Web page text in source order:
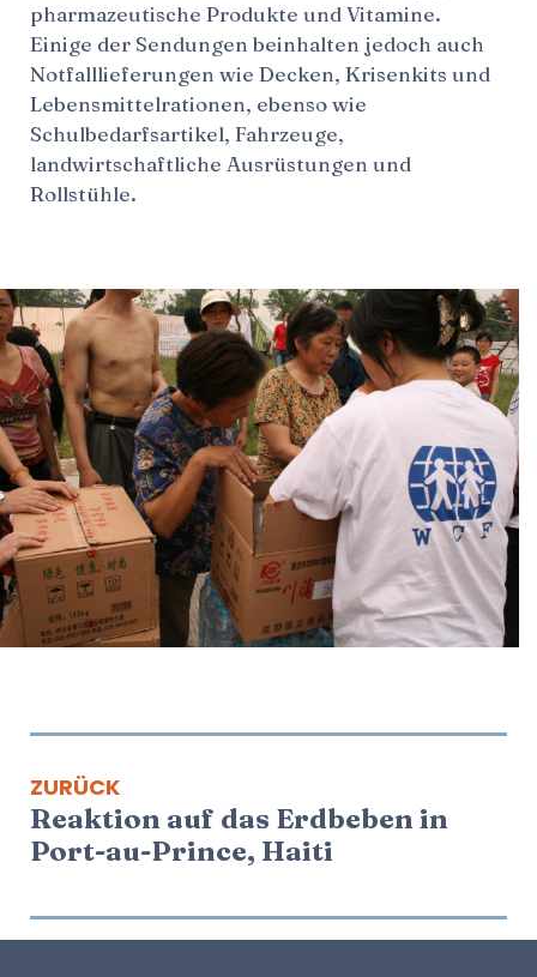
pharmazeutische Produkte und Vitamine.
Einige der Sendungen beinhalten jedoch auch
Notfalllieferungen wie Decken, Krisenkits und
Lebensmittelrationen, ebenso wie
Schulbedarfsartikel, Fahrzeuge,
landwirtschaftliche Ausrüstungen und
Rollstühle.
ZURÜCK
Reaktion auf das Erdbeben in
Port-au-Prince, Haiti